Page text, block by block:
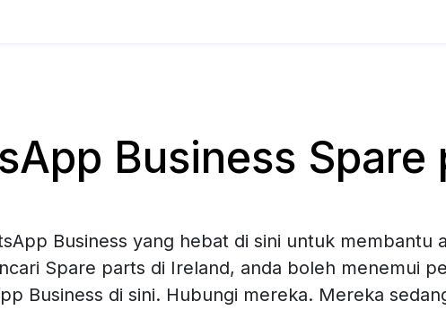
Business Spare
Business yang hebat di sini untuk membantu
Spare parts di Ireland, anda boleh menemui
Business di sini. Hubungi mereka. Mereka